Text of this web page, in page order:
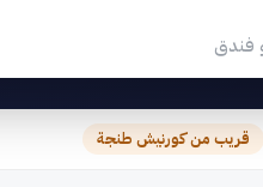
قريب من كورنيش طنجة